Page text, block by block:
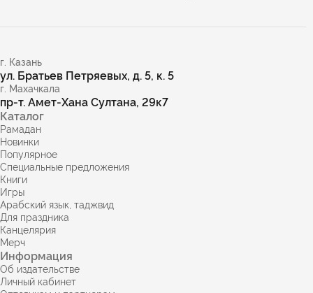
г. Казань
ул. Братьев Петряевых, д. 5, к. 5
г. Махачкала
пр-т. Амет-Хана Султана, 29к7
Каталог
Рамадан
Новинки
Популярное
Специальные предложения
Книги
Игры
Арабский язык, таджвид
Для праздника
Канцелярия
Мерч
Информация
Об издательстве
Личный кабинет